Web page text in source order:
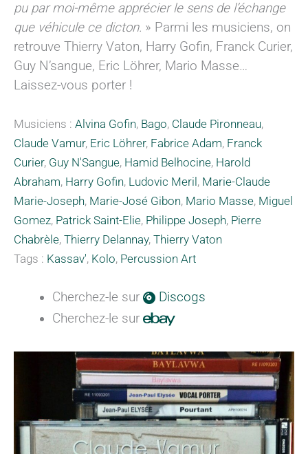
pu par moi-même apprécier le sens de l’échange
que véhicule ce dicton. » Parmi les musiciens, on
retrouve Thierry Vaton, Harry Gofin, Franck Curier,
Guy N’sangue, Eric Löhrer, Mario Masse…
Laissez-vous porter !
Musiciens : Alvina Gofin, Bago, Claude Pironneau,
Claude Vamur, Eric Löhrer, Fabrice Adam, Franck
Curier, Guy N'Sangue, Hamid Belhocine, Harold
Abraham, Harry Gofin, Ludovic Meril , Marie-Claude
Marie-Joseph, Marie-José Gibon, Mario Masse, Miguel
Gomez, Patrick Saint-Elie, Philippe Joseph, Pierre
Chabrèle, Thierry Delannay, Thierry Vaton
Tags : Kassav', Kolo, Percussion Art
Cherchez-le sur
Discogs
Cherchez-le sur